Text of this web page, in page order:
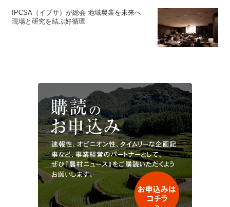
IPCSA（イプサ）が総会 地域農業を未来へ
現場と研究を結ぶ好循環